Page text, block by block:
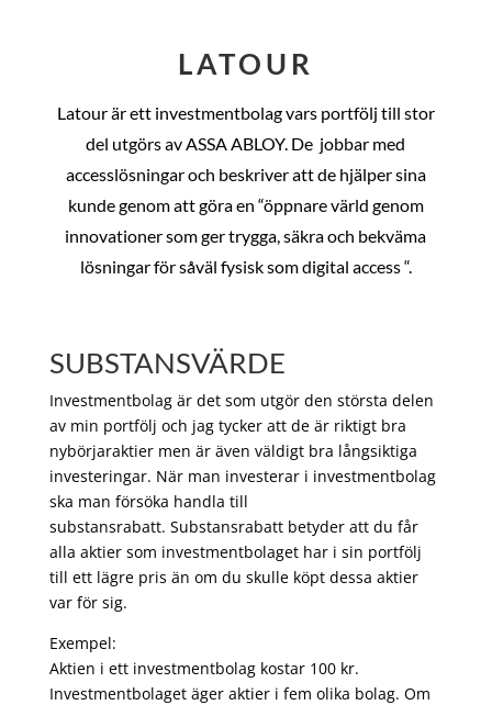
LATOUR
Latour är ett investmentbolag vars portfölj till stor
del utgörs av ASSA ABLOY. De jobbar med
accesslösningar och beskriver att de hjälper sina
kunde genom att göra en “öppnare värld genom
innovationer som ger trygga, säkra och bekväma
lösningar för såväl fysisk som digital access “.
SUBSTANSVÄRDE
Investmentbolag är det som utgör den största delen
av min portfölj och jag tycker att de är riktigt bra
nybörjaraktier men är även väldigt bra långsiktiga
investeringar. När man investerar i investmentbolag
ska man försöka handla till
substansrabatt. Substansrabatt betyder att du får
alla aktier som investmentbolaget har i sin portfölj
till ett lägre pris än om du skulle köpt dessa aktier
var för sig.
Exempel:
Aktien i ett investmentbolag kostar 100 kr.
Investmentbolaget äger aktier i fem olika bolag. Om